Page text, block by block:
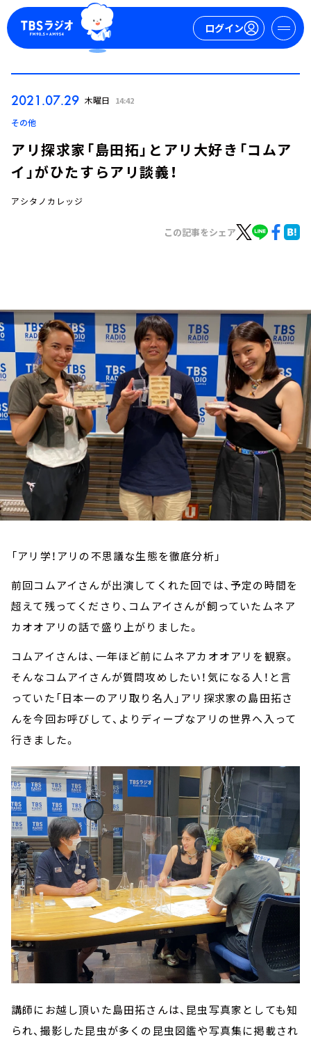
ログイン
お知らせ
イベント・グッズ
YouTube
会社情報
2021.07.29 木曜日 14:42
その他
アリ探求家「島田拓」とアリ大好き「コムア
イ」がひたすらアリ談義！
アシタノカレッジ
この記事をシェア
「アリ学！アリの不思議な生態を徹底分析」
前回コムアイさんが出演してくれた回では、予定の時間を
超えて残ってくださり、コムアイさんが飼っていたムネア
カオオアリの話で盛り上がりました。
コムアイさんは、一年ほど前にムネアカオオアリを観察。
そんなコムアイさんが質問攻めしたい！気になる人！と言
っていた「日本一のアリ取り名人」アリ探求家の島田拓さ
んを今回お呼びして、よりディープなアリの世界へ入って
行きました。
講師にお越し頂いた島田拓さんは、 昆虫写真家としても知
られ、撮影した昆虫が多くの昆虫図鑑や写真集に掲載され